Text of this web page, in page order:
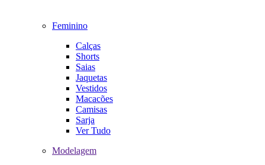
Feminino
Calças
Shorts
Saias
Jaquetas
Vestidos
Macacões
Camisas
Sarja
Ver Tudo
Modelagem